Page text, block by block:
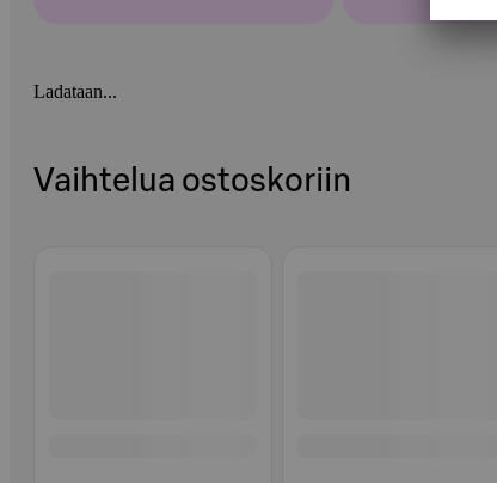
Ladataan...
Vaihtelua ostoskoriin